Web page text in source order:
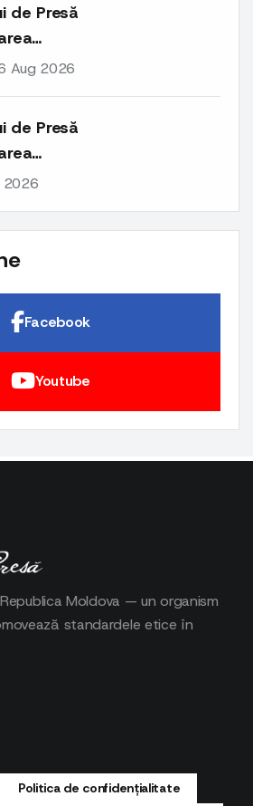
de Presă
la
presă
Aug 2026
de Presă
la
și a
presă
2026
Facebook
Youtube
Moldova — un organism
standardele etice în
Politica de confidențialitate